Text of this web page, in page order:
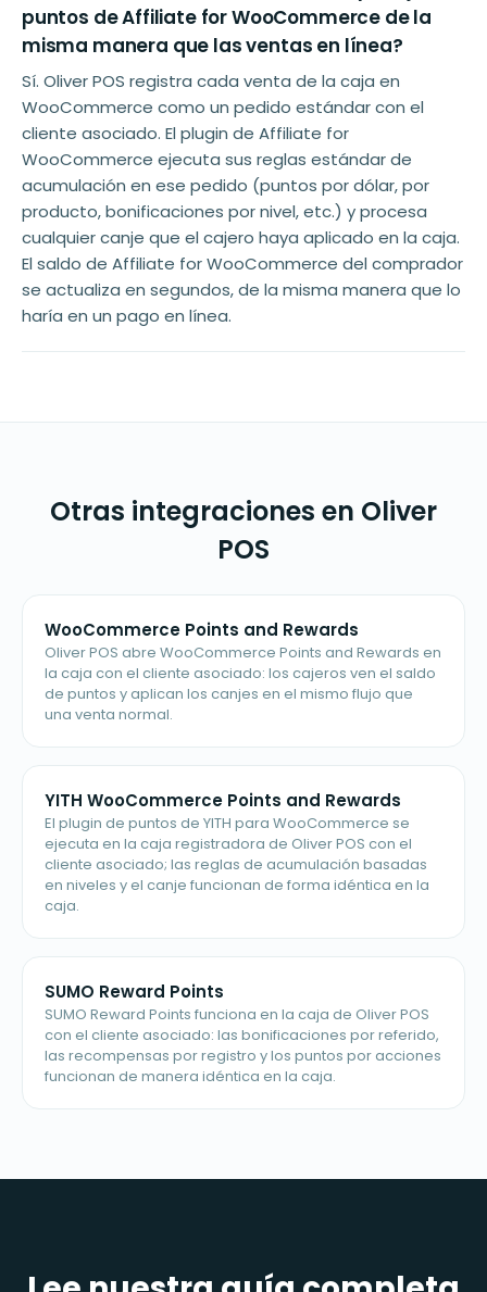
puntos de Affiliate for WooCommerce de la
misma manera que las ventas en línea?
Sí. Oliver POS registra cada venta de la caja en
WooCommerce como un pedido estándar con el
cliente asociado. El plugin de Affiliate for
WooCommerce ejecuta sus reglas estándar de
acumulación en ese pedido (puntos por dólar, por
producto, bonificaciones por nivel, etc.) y procesa
cualquier canje que el cajero haya aplicado en la caja.
El saldo de Affiliate for WooCommerce del comprador
se actualiza en segundos, de la misma manera que lo
haría en un pago en línea.
Otras integraciones en Oliver
POS
WooCommerce Points and Rewards
Oliver POS abre WooCommerce Points and Rewards en
la caja con el cliente asociado: los cajeros ven el saldo
de puntos y aplican los canjes en el mismo flujo que
una venta normal.
YITH WooCommerce Points and Rewards
El plugin de puntos de YITH para WooCommerce se
ejecuta en la caja registradora de Oliver POS con el
cliente asociado; las reglas de acumulación basadas
en niveles y el canje funcionan de forma idéntica en la
caja.
SUMO Reward Points
SUMO Reward Points funciona en la caja de Oliver POS
con el cliente asociado: las bonificaciones por referido,
las recompensas por registro y los puntos por acciones
funcionan de manera idéntica en la caja.